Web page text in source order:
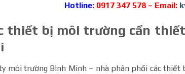
Hotline: 0917 347 578 – Email:
thiết bị môi trường cần
môi trường Bình Minh – nhà phân phối các thiết